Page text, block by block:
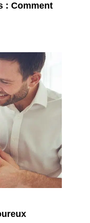
: Comment